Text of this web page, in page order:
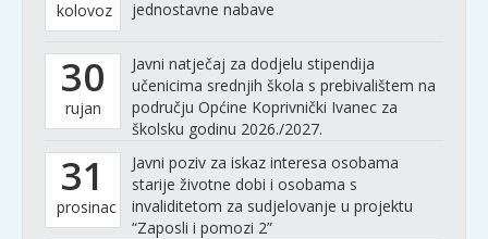
kolovoz
jednostavne nabave
30
rujan
Javni natječaj za dodjelu stipendija
učenicima srednjih škola s prebivalištem na
području Općine Koprivnički Ivanec za
školsku godinu 2026./2027.
31
prosinac
Javni poziv za iskaz interesa osobama
starije životne dobi i osobama s
invaliditetom za sudjelovanje u projektu
“Zaposli i pomozi 2”